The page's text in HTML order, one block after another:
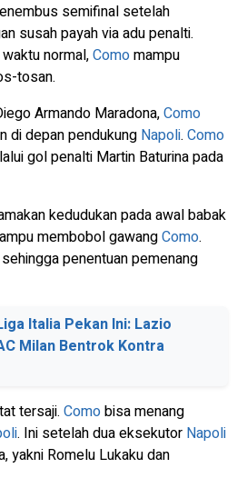
semifinal setelah
susah payah via adu penalti.
normal,Comomampu
tosan.
Armando Maradona,Como
di depan pendukung Napoli. Como
gol penalti Martin Baturina pada
kedudukan pada awal babak
membobol gawangComo.
penentuan pemenang
Italia Pekan Ini: Lazio
Milan Bentrok Kontra
tersaji. Comobisa menang
. Ini setelah dua eksekutor Napoli
yakni Romelu Lukaku dan